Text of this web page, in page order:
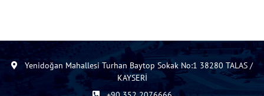
Yenidoğan Mahallesi Turhan Baytop Sokak No:1 38280 TALAS /
KAYSERİ